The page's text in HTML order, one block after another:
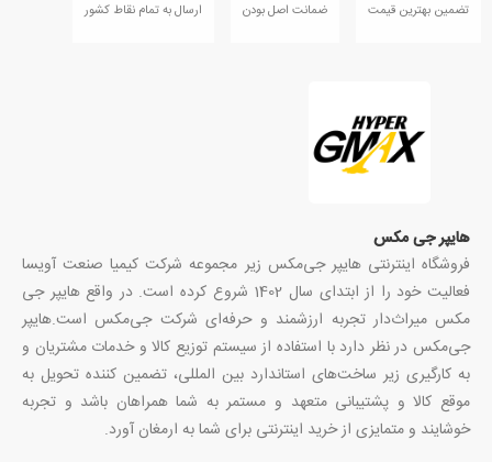
تضمین بهترین قیمت ضمانت اصل بودن ارسال به تمام نقاط کشور
هایپر جی مکس
فروشگاه اینترنتی هایپر جی‌مکس زیر مجموعه شرکت کیمیا صنعت آویسا
فعالیت خود را از ابتدای سال 1402 شروع کرده است. در واقع هایپر جی
مکس میراث‌دار تجربه ارزشمند و حرفه‌ای شرکت جی‌مکس است.هایپر
جی‌مکس در نظر دارد با استفاده از سیستم توزیع کالا و خدمات مشتریان و
به کارگیری زیر ساخت‌های استاندارد بین المللی، تضمین کننده تحویل به
موقع کالا و پشتیبانی متعهد و مستمر به شما همراهان باشد و تجربه
خوشایند و متمایزی از خرید اینترنتی برای شما به ارمغان آورد.